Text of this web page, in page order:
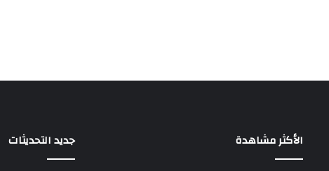
الأكثر مشاهدة جديد التحديثات